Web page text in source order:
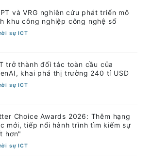
và VRG nghiên cứu phát triển mô
khu công nghiệp công nghệ số
sự ICT
trở thành đối tác toàn cầu của
khai phá thị trường 240 tỉ USD
sự ICT
Choice Awards 2026: Thêm hạng
mới, tiếp nối hành trình tìm kiếm sự
hơn"
sự ICT